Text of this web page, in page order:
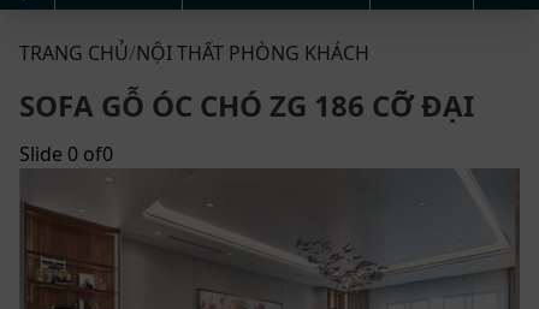
TRANG CHỦ/NỘI THẤT PHÒNG KHÁCH
SOFA GỖ ÓC CHÓ ZG 186 CỠ ĐẠI
Slide 0 of0